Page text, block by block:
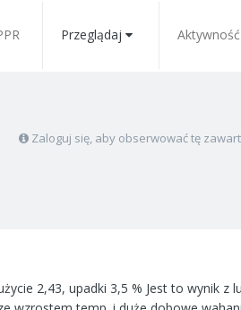
Przeglądaj Aktywność
Zaloguj się, aby obserwować tę
2,43, upadki 3,5 % Jest to wynik z